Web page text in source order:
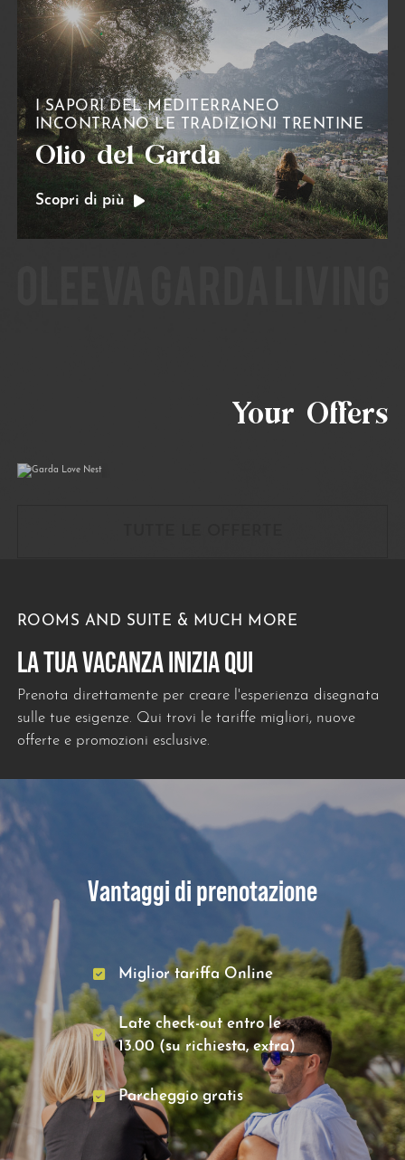
I SAPORI DEL MEDITERRANEO
INCONTRANO LE TRADIZIONI TRENTINE
Olio del Garda
Scopri di più
Your Offers
ROOMS AND SUITE & MUCH MORE
LA TUA VACANZA INIZIA QUI
Prenota direttamente per creare l'esperienza disegnata
sulle tue esigenze. Qui trovi le tariffe migliori, nuove
offerte e promozioni esclusive.
Vantaggi di prenotazione
Miglior tariffa Online
Late check-out entro le
13.00 (su richiesta, extra)
Parcheggio gratis